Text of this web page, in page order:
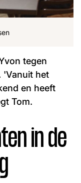
Martijn
tegen
'Vanuit het
en heeft
Tom.
in de